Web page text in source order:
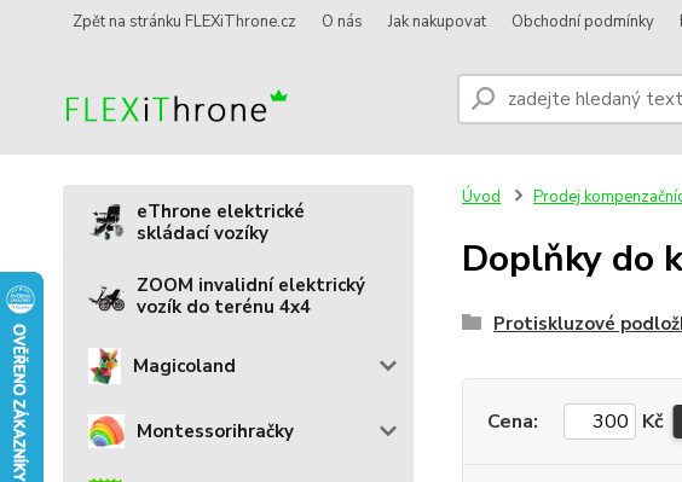
Zpět na stránku FLEXiThrone.cz O nás Jak nakupovat Obchodní podmínky
eThrone elektrické
skládací vozíky
ZOOM invalidní elektrický
vozík do terénu 4x4
Magicoland
Montessorihračky
Úvod Prodej
Doplňky do
Protiskluzové
Cena: Kč